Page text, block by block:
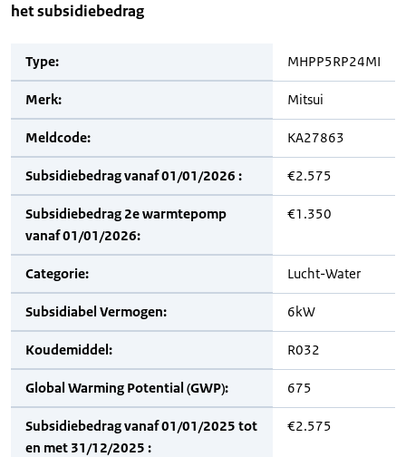
het subsidiebedrag
Type: MHPP5RP24MI
Merk: Mitsui
Meldcode: KA27863
Subsidiebedrag vanaf 01/01/2026 : €2.575
Subsidiebedrag 2e warmtepomp
vanaf 01/01/2026:
€1.350
Categorie: Lucht-Water
Subsidiabel Vermogen: 6kW
Koudemiddel: R032
Global Warming Potential (GWP): 675
Subsidiebedrag vanaf 01/01/2025 tot
en met 31/12/2025 :
€2.575